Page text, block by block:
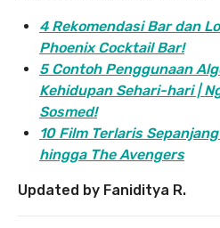
4 Rekomendasi Bar dan
Phoenix Cocktail Bar!
5 Contoh Penggunaan
Kehidupan Sehari-hari |
Sosmed!
10 Film Terlaris
hingga The Avengers
Updated by Faniditya R.